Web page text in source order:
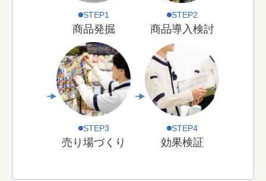
STEP1
商品発掘
STEP2
商品導入検討
STEP3
売り場づくり
STEP4
効果検証